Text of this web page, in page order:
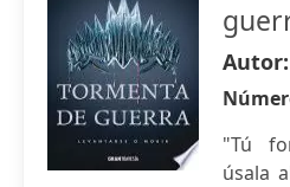
Autor:
"Tú
úsala